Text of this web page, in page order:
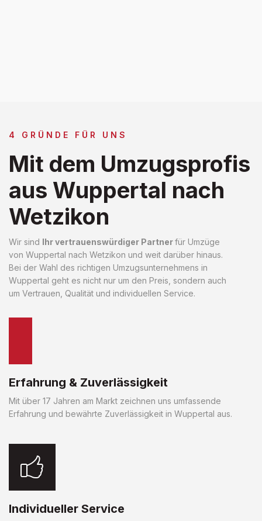
4 GRÜNDE FÜR UNS
Mit dem Umzugsprofis
aus Wuppertal nach
Wetzikon
Wir sind Ihr vertrauenswürdiger Partnerfür Umzüge
von Wuppertal nach Wetzikon und weit darüber hinaus.
Bei der Wahl des richtigen Umzugsunternehmens in
Wuppertal geht es nicht nur um den Preis, sondern auch
um Vertrauen, Qualität und individuellen Service.
Erfahrung & Zuverlässigkeit
Mit über 17 Jahren am Markt zeichnen uns umfassende
Erfahrung und bewährte Zuverlässigkeit in Wuppertal aus.
Individueller Service